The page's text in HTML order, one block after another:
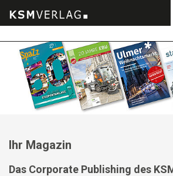
Inhalt
springen
Ihr Magazin
Das Corporate Publishing des